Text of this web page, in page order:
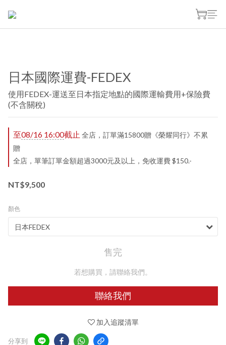
日本國際運費-FEDEX
使用FEDEX-運送至日本指定地點的國際運輸費用+保險費
(不含關稅)
至08/16 16:00截止 全店，訂單滿15800贈《榮耀同行》不累
贈
全店，單筆訂單金額超過3000元及以上，免收運費 $150.-
NT$9,500
顏色
售完
若想購買，請聯絡我們。
聯絡我們
加入追蹤清單
分享到